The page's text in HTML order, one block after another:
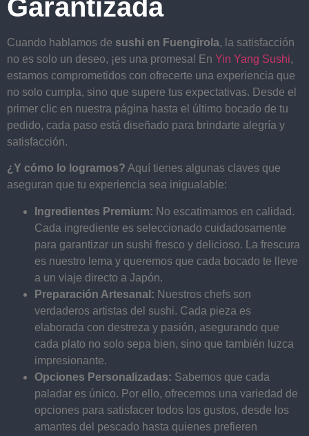
Garantizada
Cuando hablamos de sushi en Fuengirola, la satisfacción
no es solo un deseo, ¡es una promesa! En Yin Yang Sushi,
estamos comprometidos con ofrecerte una experiencia que
no solo cumpla, sino que supere tus expectativas. Desde el
primer clic en nuestra página hasta el último bocado de tu
pedido, cada paso está diseñado para brindarte alegría y
satisfacción.
¿Y cómo lo logramos? Aquí tienes algunas claves que
aseguran que tu experiencia sea inigualable:
Ingredientes Premium: No escatimamos en calidad.
Cada ingrediente es seleccionado cuidadosamente
para garantizar un sushi fresco y delicioso. La frescura
es nuestro lema y queremos que cada bocado te lleve
a un viaje directo a Japón.
Preparación Artesanal: Nuestros chefs son
verdaderos artistas del sushi. Cada pieza es
elaborada con destreza y pasión, asegurando que
cada plato no solo sepa bien, sino que también luzca
impresionante.
Opciones Personalizadas: Sabemos que cada
paladar es único. Por ello, ofrecemos una variedad de
opciones para satisfacer todos los gustos, desde los
amantes del pescado hasta quienes prefieren